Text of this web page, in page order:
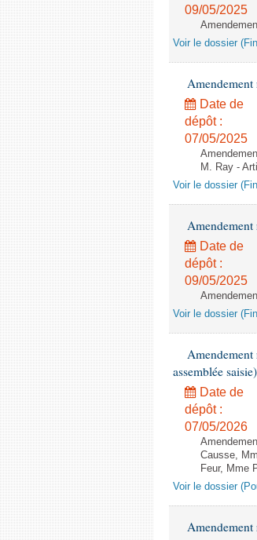
09/05/2025
Voir le dossier
Amendement
Date de
dépôt :
07/05/2025
M. Ray -
Voir le dossier
Amendement
Date de
dépôt :
09/05/2025
Voir le dossier
assemblée
Date de
dépôt :
07/05/2026
Causse,
Feur, Mme
Voir le dossier
Amendement